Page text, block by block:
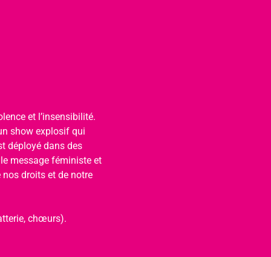
et l’insensibilité.
show explosif qui
déployé dans des
message féministe et
droits et de notre
chœurs).